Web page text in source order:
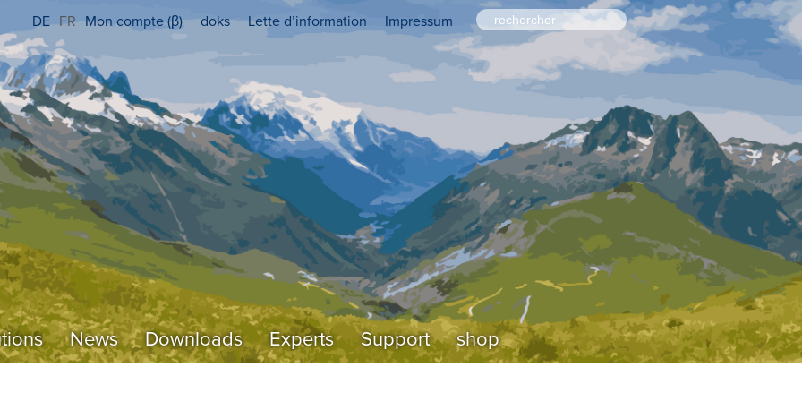
Mon compte (β) doks Lette d’information Impressum
DE FR
News Downloads Experts Support shop